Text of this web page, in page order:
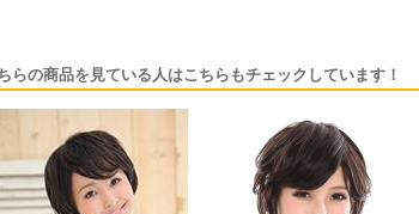
らの商品を見ている人はこちらもチェックしています！